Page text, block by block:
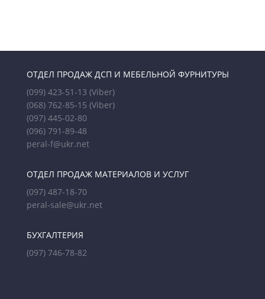
ОТДЕЛ ПРОДАЖ ДСП И МЕБЕЛЬНОЙ ФУРНИТУРЫ
(099) 423-51-13 (Viber)
(068) 762-85-15 (Viber)
(097) 445-02-80
(096) 791-89-48
peral-f@ukr.net
ОТДЕЛ ПРОДАЖ МАТЕРИАЛОВ И УСЛУГ
(097) 487-18-70
peral-sale@ukr.net
БУХГАЛТЕРИЯ
(097) 746-78-82